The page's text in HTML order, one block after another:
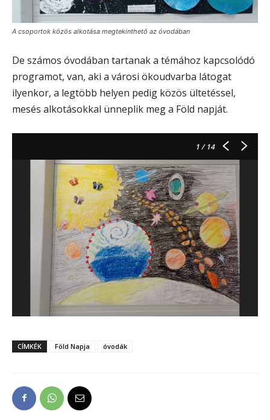
A csoportok közös alkotása megtekinthető az óvodában
De számos óvodában tartanak a témához kapcsolódó
programot, van, aki a városi ökoudvarba látogat
ilyenkor, a legtöbb helyen pedig közös ültetéssel,
mesés alkotásokkal ünneplik meg a Föld napját.
1/ 14
CÍMKÉK Föld Napja óvodák